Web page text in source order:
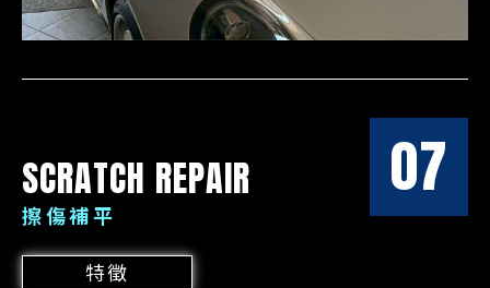
SCRATCH REPAIR
擦傷補平
07
特徵